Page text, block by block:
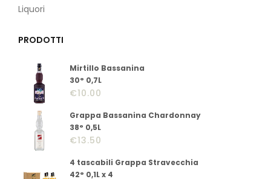
Liquori
PRODOTTI
Mirtillo Bassanina
30° 0,7L
€10.00
Grappa Bassanina Chardonnay
38° 0,5L
€13.50
4 tascabili Grappa Stravecchia
42° 0,1L x 4